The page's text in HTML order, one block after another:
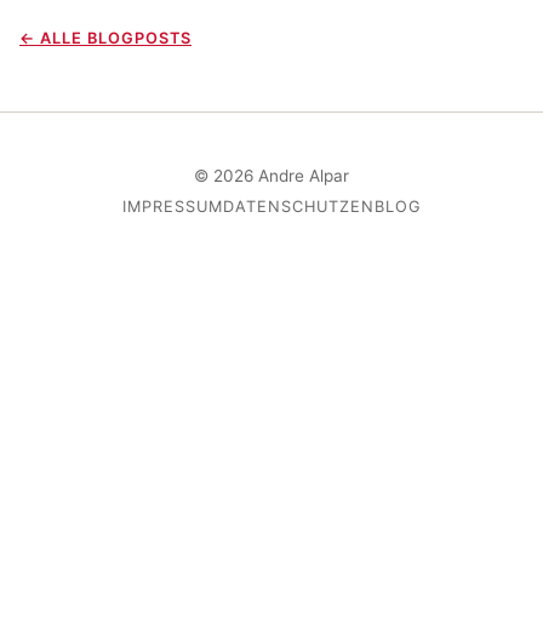
← ALLE BLOGPOSTS
© 2026 Andre Alpar
IMPRESSUMDATENSCHUTZEN BLOG